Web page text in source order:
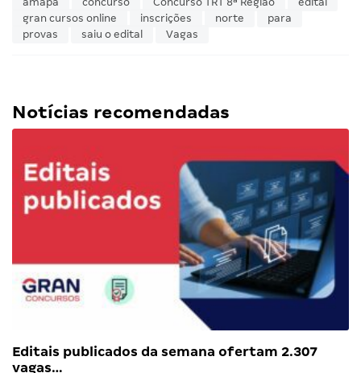
gran cursos online
inscrições norte
para
provas
saiu o edital Vagas
Notícias recomendadas
Editais publicados da semana ofertam 2.307
vagas…